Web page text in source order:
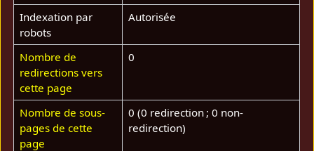
Indexation par
robots
Autorisée
Nombre de
redirections vers
cette page
0
Nombre de sous-
pages de cette
page
0 (0 redirection ; 0 non-
redirection)